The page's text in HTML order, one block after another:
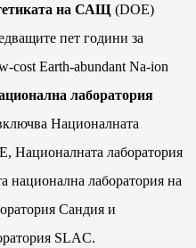
на САЩ (DOE)
пет години за
cost Earth-abundant Na-ion
лаборатория
Националната
Националната лаборатория
национална лаборатория на
Сандия и
SLAC.